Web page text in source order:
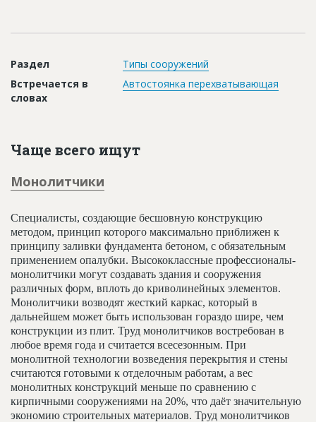
Раздел
Типы сооружений
Встречается в
словах
Автостоянка перехватывающая
Чаще всего ищут
Монолитчики
Специалисты, создающие бесшовную конструкцию
методом, принцип которого максимально приближен к
принципу заливки фундамента бетоном, с обязательным
применением опалубки. Высококлассные профессионалы-
монолитчики могут создавать здания и сооружения
различных форм, вплоть до криволинейных элементов.
Монолитчики возводят жесткий каркас, который в
дальнейшем может быть использован гораздо шире, чем
конструкции из плит. Труд монолитчиков востребован в
любое время года и считается всесезонным. При
монолитной технологии возведения перекрытия и стены
считаются готовыми к отделочным работам, а вес
монолитных конструкций меньше по сравнению с
кирпичными сооружениями на 20%, что даёт значительную
экономию строительных материалов. Труд монолитчиков